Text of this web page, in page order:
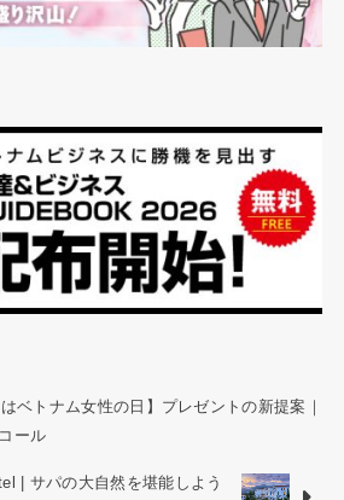
はベトナム女性の日】プレゼントの新提案｜
ール
| サパの大自然を堪能しよう